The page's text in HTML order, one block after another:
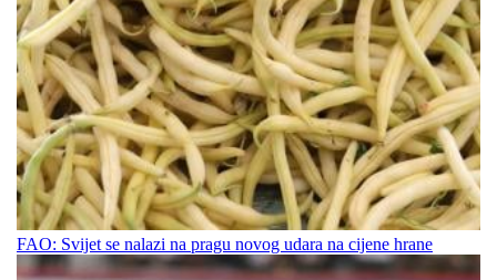
FAO: Svijet se nalazi na pragu novog udara na cijene hrane